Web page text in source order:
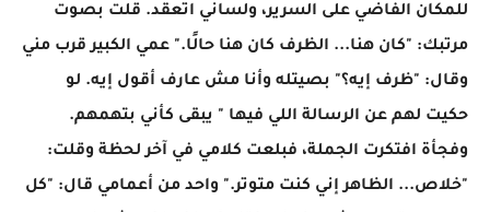
للمكان الفاضي على السرير، ولساني اتعقد. قلت بصوت
مرتبك: "كان هنا... الظرف كان هنا حالًا." عمي الكبير قرب مني
وقال: "ظرف إيه؟" بصيتله وأنا مش عارف أقول إيه. لو
حكيت لهم عن الرسالة اللي فيها " يبقى كأني بتهمهم.
وفجأة افتكرت الجملة، فبلعت كلامي في آخر لحظة وقلت:
"خلاص... الظاهر إني كنت متوتر." واحد من أعمامي قال: "كل